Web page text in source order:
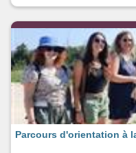
Parcours d'orientation à